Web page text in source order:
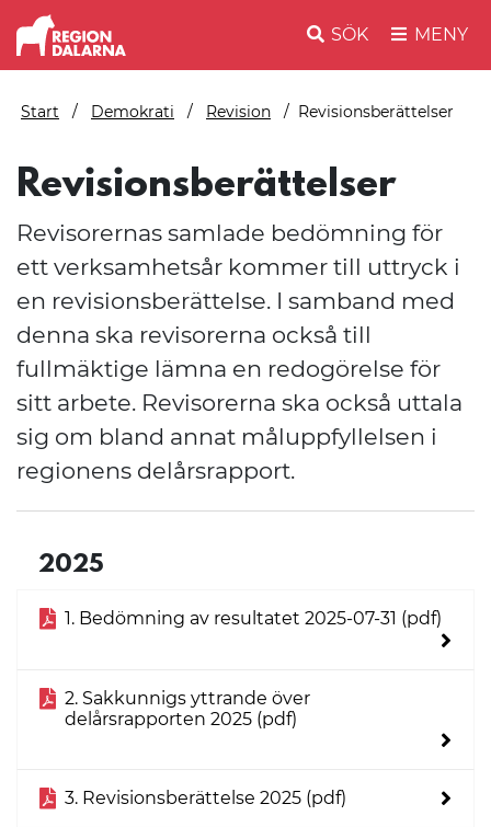
SÖK MENY
Start Demokrati Revision Revisionsberättelser
Revisionsberättelser
Revisorernas samlade bedömning för
ett verksamhetsår kommer till uttryck i
en revisionsberättelse. I samband med
denna ska revisorerna också till
fullmäktige lämna en redogörelse för
sitt arbete. Revisorerna ska också uttala
sig om bland annat måluppfyllelsen i
regionens delårsrapport.
2025
1. Bedömning av resultatet 2025-07-31 (pdf)
2. Sakkunnigs yttrande över
delårsrapporten 2025 (pdf)
3. Revisionsberättelse 2025 (pdf)